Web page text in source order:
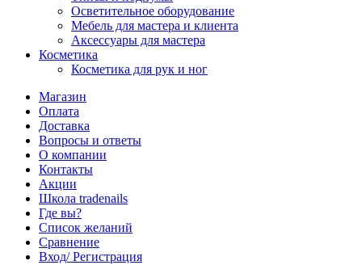
Осветительное оборудование
Мебель для мастера и клиента
Аксессуары для мастера
Косметика
Косметика для рук и ног
Магазин
Оплата
Доставка
Вопросы и ответы
О компании
Контакты
Акции
Школа tradenails
Где вы?
Список желаний
Сравнение
Вход/ Регистрация